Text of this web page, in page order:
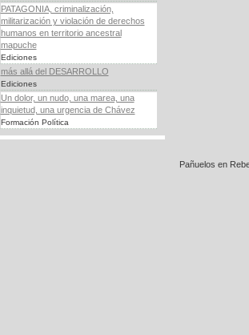
PATAGONIA, criminalización,
militarización y violación de derechos
humanos en territorio ancestral
mapuche
Ediciones
más allá del DESARROLLO
Ediciones
Un dolor, un nudo, una marea, una
inquietud, una urgencia de Chávez
Formación Política
Pañuelos en